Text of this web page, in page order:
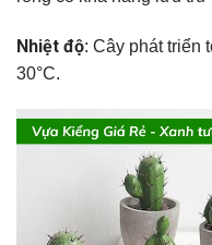
Nhiệt độ: Cây phát triển
30°C.